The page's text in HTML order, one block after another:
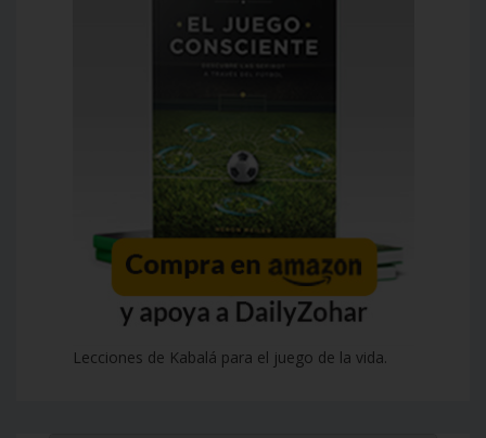
Lecciones de Kabalá para el juego de la vida.